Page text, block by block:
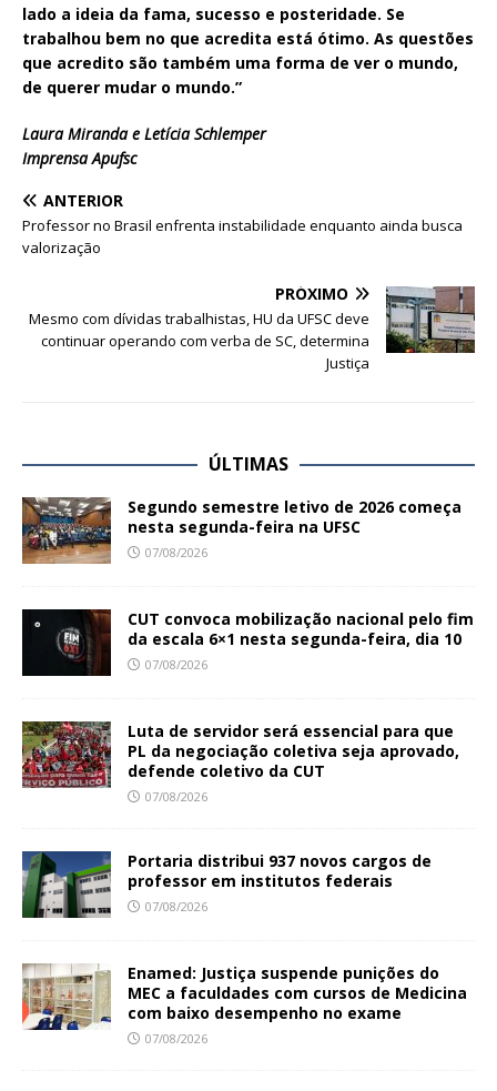
lado a ideia da fama, sucesso e posteridade. Se
trabalhou bem no que acredita está ótimo. As questões
que acredito são também uma forma de ver o mundo,
de querer mudar o mundo.”
Laura Miranda e Letícia Schlemper
Imprensa Apufsc
ANTERIOR
Professor no Brasil enfrenta instabilidade enquanto ainda busca
valorização
PRÓXIMO
Mesmo com dívidas trabalhistas, HU da UFSC deve
continuar operando com verba de SC, determina
Justiça
ÚLTIMAS
Segundo semestre letivo de 2026 começa
nesta segunda-feira na UFSC
07/08/2026
CUT convoca mobilização nacional pelo fim
da escala 6×1 nesta segunda-feira, dia 10
07/08/2026
Luta de servidor será essencial para que
PL da negociação coletiva seja aprovado,
defende coletivo da CUT
07/08/2026
Portaria distribui 937 novos cargos de
professor em institutos federais
07/08/2026
Enamed: Justiça suspende punições do
MEC a faculdades com cursos de Medicina
com baixo desempenho no exame
07/08/2026